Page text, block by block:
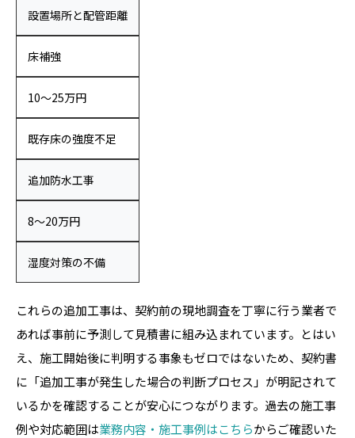
設置場所と配管距離
床補強
10〜25万円
既存床の強度不足
追加防水工事
8〜20万円
湿度対策の不備
これらの追加工事は、契約前の現地調査を丁寧に行う業者で
あれば事前に予測して見積書に組み込まれています。とはい
え、施工開始後に判明する事象もゼロではないため、契約書
に「追加工事が発生した場合の判断プロセス」が明記されて
いるかを確認することが安心につながります。過去の施工事
例や対応範囲は業務内容・施工事例はこちらからご確認いた